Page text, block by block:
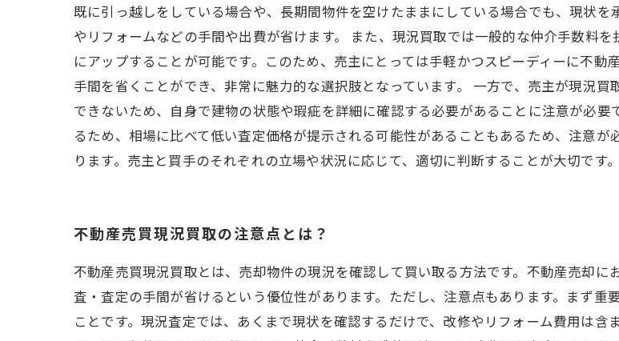
既に引っ越しをしている場合や、長期間物件を空けたままにしている場合でも、現状
やリフォームなどの手間や出費が省けます。 また、現況買取では一般的な仲介手数料
にアップすることが可能です。このため、売主にとっては手軽かつスピーディーに不動
手間を省くことができ、非常に魅力的な選択肢となっています。 一方で、売主が現況
できないため、自身で建物の状態や瑕疵を詳細に確認する必要があることに注意が必
るため、相場に比べて低い査定価格が提示される可能性があることもあるため、注意
ります。売主と買手のそれぞれの立場や状況に応じて、適切に判断することが大切です。
不動産売買現況買取の注意点とは？
不動産売買現況買取とは、売却物件の現況を確認して買い取る方法です。不動産売却
査・査定の手間が省けるという優位性があります。ただし、注意点もあります。まず
ことです。現況査定では、あくまで現状を確認するだけで、改修やリフォーム費用は